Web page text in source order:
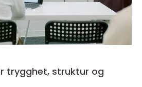
trygghet, struktur og